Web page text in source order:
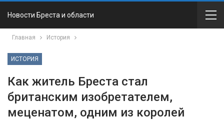
Новости Бреста и области
Главная История
ИСТОРИЯ
Как житель Бреста стал
британским изобретателем,
меценатом, одним из королей